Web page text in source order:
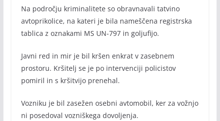
Na področju kriminalitete so obravnavali tatvino
avtoprikolice, na kateri je bila nameščena registrska
tablica z oznakami MS UN-797 in goljufijo.
Javni red in mir je bil kršen enkrat v zasebnem
prostoru. Kršitelj se je po intervenciji policistov
pomiril in s kršitvijo prenehal.
Vozniku je bil zasežen osebni avtomobil, ker za vožnjo
ni posedoval vozniškega dovoljenja.